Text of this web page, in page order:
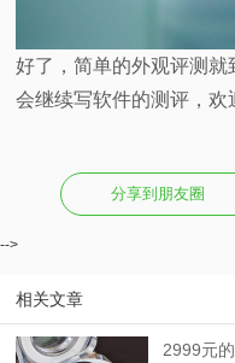
好了，简单的外观评测
会继续写软件的测评，欢
分享到朋友圈
-->
相关文章
2999元